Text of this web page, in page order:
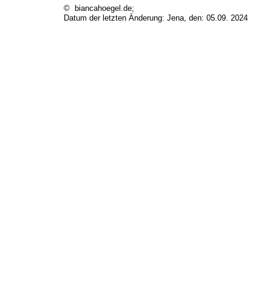
© biancahoegel.de;
Datum der letzten Änderung: Jena, den: 05.09. 2024